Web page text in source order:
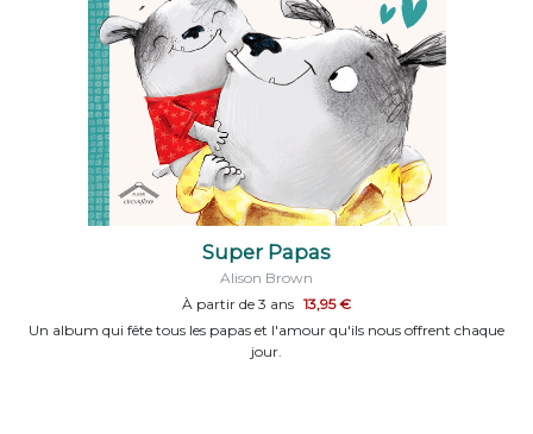
Super Papas
Alison Brown
À partir de 3 ans 13,95 €
Un album qui fête tous les papas et l'amour qu'ils nous offrent chaque
jour.